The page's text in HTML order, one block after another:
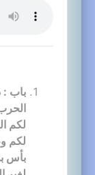
باب :
لكم
لكم
بأس